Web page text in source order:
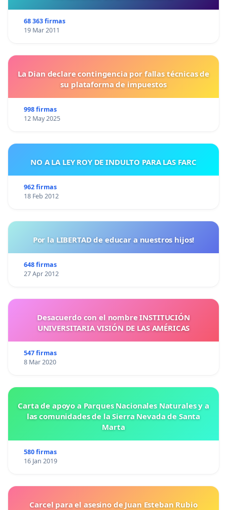
68 363 firmas
19 Mar 2011
La Dian declare contingencia por fallas técnicas de
su plataforma de impuestos
998 firmas
12 May 2025
NO A LA LEY ROY DE INDULTO PARA LAS FARC
962 firmas
18 Feb 2012
Por la LIBERTAD de educar a nuestros hijos!
648 firmas
27 Apr 2012
Desacuerdo con el nombre INSTITUCIÓN
UNIVERSITARIA VISIÓN DE LAS AMÉRICAS
547 firmas
8 Mar 2020
Carta de apoyo a Parques Nacionales Naturales y a
las comunidades de la Sierra Nevada de Santa
Marta
580 firmas
16 Jan 2019
Carcel para el asesino de Juan Esteban Rubio